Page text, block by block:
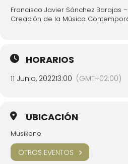
Francisco Javier Sánchez Barajas
Creación de la Música
HORARIOS
11 Junio, 202213:00 (GMT+02:00)
UBICACIÓN
Musikene
OTROS EVENTOS